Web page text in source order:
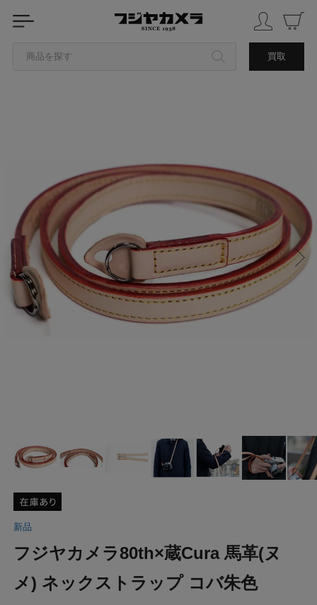
商品を探す 買取
中古品を探す
新品
フジヤカメラ80th×蔵Cura 馬革(ヌ
メ) ネックストラップ コバ朱色